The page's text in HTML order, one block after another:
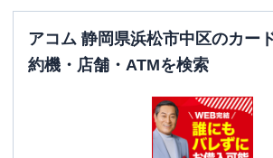
アコム 静岡県浜松市中区のカー
約機・店舗・ATMを検索